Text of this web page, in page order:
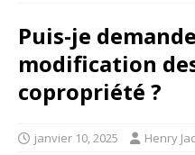
Puis-je
modification
copropriété ?
janvier 10, 2025 Henry